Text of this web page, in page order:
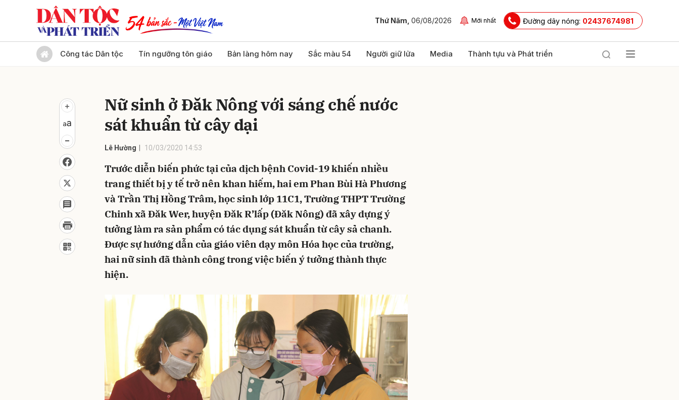
Thứ Năm, 06/08/2026 Mới nhất Đường dây nóng: 02437674981
Công tác Dân tộc Tín ngưỡng tôn giáo Bản làng hôm nay Sắc màu 54 Người giữ lửa Media Thành tựu và Phát triển
Nữ sinh ở Đăk Nông với sáng chế nước
sát khuẩn từ cây dại
Lê Hường 10/03/2020 14:53
Trước diễn biến phức tại của dịch bệnh Covid-19 khiến nhiều
trang thiết bị y tế trở nên khan hiếm, hai em Phan Bùi Hà Phương
và Trần Thị Hồng Trâm, học sinh lớp 11C1, Trường THPT Trường
Chinh xã Đăk Wer, huyện Đăk R’lấp (Đăk Nông) đã xây dựng ý
tưởng làm ra sản phẩm có tác dụng sát khuẩn từ cây sả chanh.
Được sự hướng dẫn của giáo viên dạy môn Hóa học của trường,
hai nữ sinh đã thành công trong việc biến ý tưởng thành thực
hiện.
Gửi bình luận